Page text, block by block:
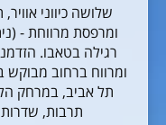
שלושה כיווני
ומרפסת מרווחת -
רגילה בטאבו.
ומרווח ברחוב מבוקש
תל אביב, במרחק
תרבות, שדרות